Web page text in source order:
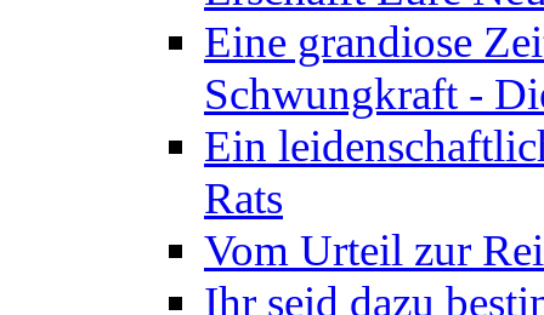
Eine grandiose
Schwungkraft -
Ein
Rats
Vom Urteil zur
Ihr seid dazu